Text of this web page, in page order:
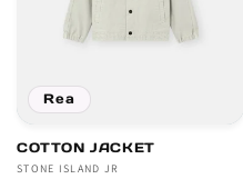
Rea
COTTON JACKET
Säljare:
STONE ISLAND JR